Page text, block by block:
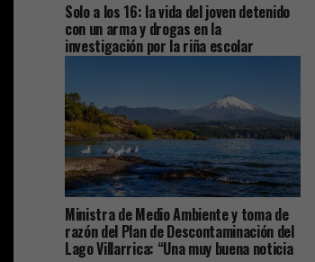
Solo a los 16: la vida del joven detenido
con un arma y drogas en la
investigación por la riña escolar
Ministra de Medio Ambiente y toma de
razón del Plan de Descontaminación del
Lago Villarrica: “Una muy buena noticia